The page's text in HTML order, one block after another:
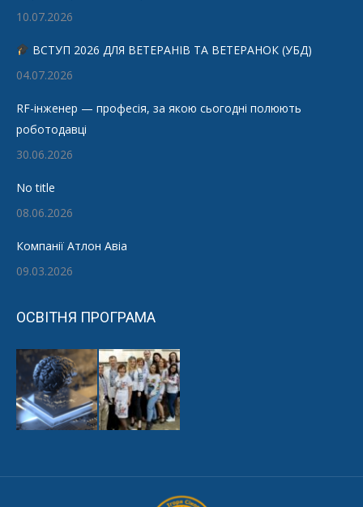
10.07.2026
ВСТУП 2026 ДЛЯ ВЕТЕРАНІВ ТА ВЕТЕРАНОК (УБД)
04.07.2026
RF-інженер — професія, за якою сьогодні полюють
роботодавці
30.06.2026
No title
08.06.2026
Компанії Атлон Авіа
09.03.2026
ОСВІТНЯ ПРОГРАМА